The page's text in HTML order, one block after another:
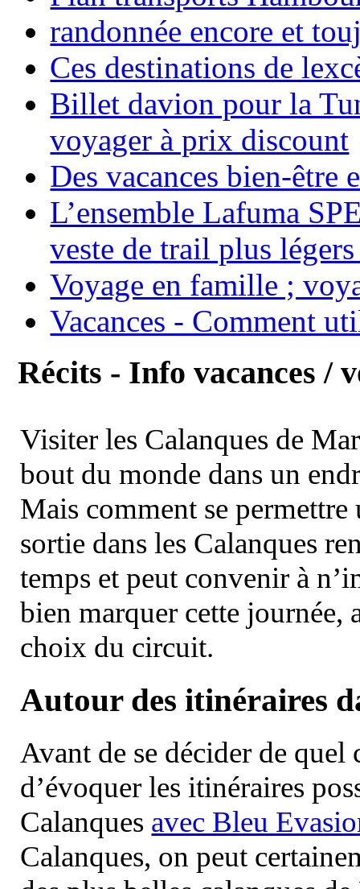
randonnée encore et
Ces destinations de
Billet davion pour la
voyager à prix discount
Des vacances bien-être
L’ensemble Lafuma
veste de trail plus
Voyage en famille ;
Vacances - Comment
Récits - Info vacances /
Visiter les Calanques de
bout du monde dans un
Mais comment se permettre
sortie dans les Calanques
temps et peut convenir à
bien marquer cette journée,
choix du circuit.
Autour des itinéraires
Avant de se décider de
d’évoquer les itinéraires
Calanques avec Bleu
Calanques, on peut